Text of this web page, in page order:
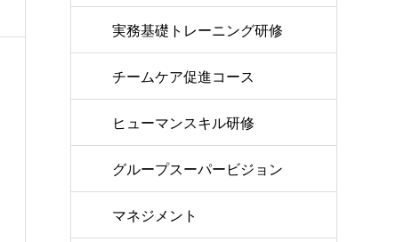
実務基礎トレーニング研修
チームケア促進コース
ヒューマンスキル研修
グループスーパービジョン
マネジメント